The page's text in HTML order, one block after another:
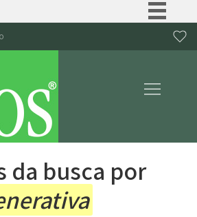
Canais
da busca por